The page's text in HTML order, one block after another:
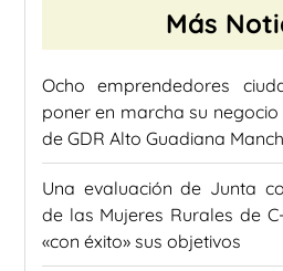
Más
Ocho emprendedores
poner en marcha su
de GDR Alto Guadiana
Una evaluación de Junta
de las Mujeres Rurales de
«con éxito» sus objetivos